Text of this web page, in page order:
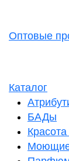
Оптовые
Каталог
БАДы
Моющие